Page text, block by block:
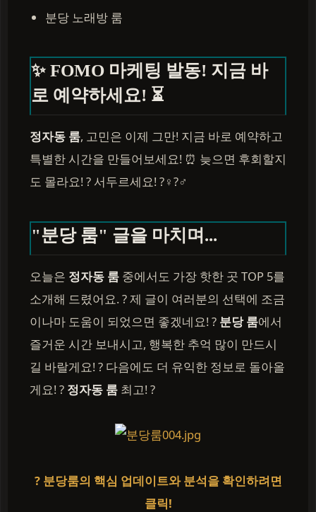
분당 노래방 룸
✨ FOMO 마케팅 발동! 지금 바
로 예약하세요! ⏳
정자동 룸, 고민은 이제 그만! 지금 바로 예약하고
특별한 시간을 만들어보세요! ⏰ 늦으면 후회할지
도 몰라요! ? 서두르세요! ?‍♀️?‍♂️
"분당 룸" 글을 마치며...
오늘은 정자동 룸 중에서도 가장 핫한 곳 TOP 5를
소개해 드렸어요. ? 제 글이 여러분의 선택에 조금
이나마 도움이 되었으면 좋겠네요! ? 분당 룸에서
즐거운 시간 보내시고, 행복한 추억 많이 만드시
길 바랄게요! ? 다음에도 더 유익한 정보로 돌아올
게요! ? 정자동 룸 최고! ?
? 분당룸의 핵심 업데이트와 분석을 확인하려면
클릭!